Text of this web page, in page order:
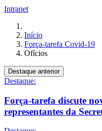
Intranet
Início
Força-tarefa Covid-19
Ofícios
Destaque anterior
Destaque:
Força-tarefa discute
representantes da